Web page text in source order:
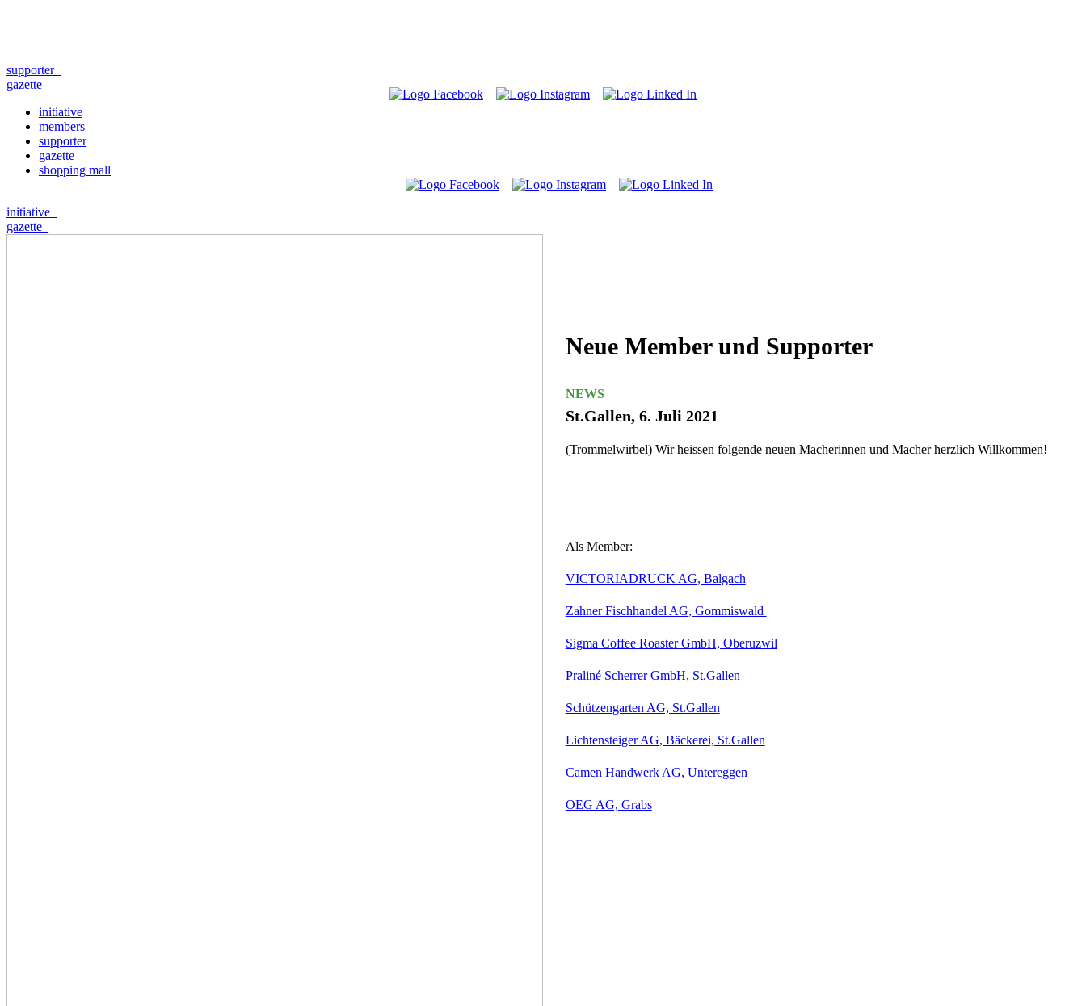
supporter_
gazette
initiative
members
supporter
gazette
shopping mall
initiative
gazette
Neue Member und Supporter
NEWS
St.Gallen, 6. Juli 2021
(Trommelwirbel) Wir heissen folgende neuen Macherinnen und Macher herzlich Willkommen!
Als Member:
VICTORIADRUCK AG, Balgach
Zahner Fischhandel AG, Gommiswald
Sigma Coffee Roaster GmbH, Oberuzwil
Praliné Scherrer GmbH, St.Gallen
Schützengarten AG, St.Gallen
Lichtensteiger AG, Bäckerei, St.Gallen
Camen Handwerk AG, Untereggen
OEG AG, Grabs